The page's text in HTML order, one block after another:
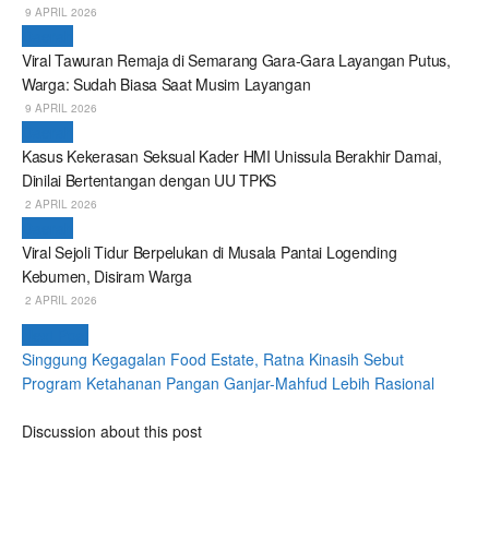
9 APRIL 2026
Viral Tawuran Remaja di Semarang Gara-Gara Layangan Putus,
Warga: Sudah Biasa Saat Musim Layangan
9 APRIL 2026
Kasus Kekerasan Seksual Kader HMI Unissula Berakhir Damai,
Dinilai Bertentangan dengan UU TPKS
2 APRIL 2026
Viral Sejoli Tidur Berpelukan di Musala Pantai Logending
Kebumen, Disiram Warga
2 APRIL 2026
Singgung Kegagalan Food Estate, Ratna Kinasih Sebut
Program Ketahanan Pangan Ganjar-Mahfud Lebih Rasional
Discussion about this post